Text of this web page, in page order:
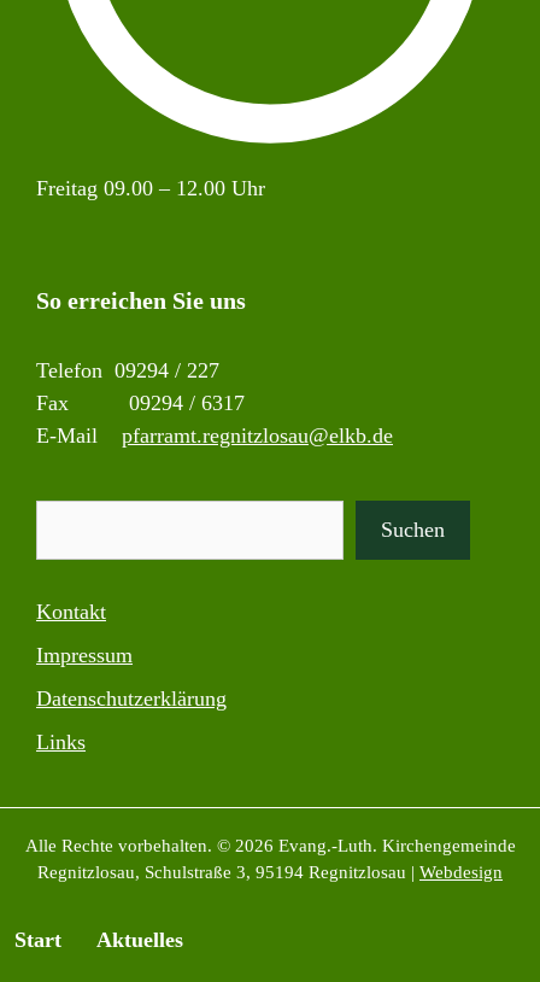
Freitag 09.00 – 12.00 Uhr
So erreichen Sie uns
Telefon 09294 / 227
Fax 09294 / 6317
E-Mail pfarramt.regnitzlosau@elkb.de
Suchen
Kontakt
Impressum
Datenschutzerklärung
Links
Alle Rechte vorbehalten. © 2026 Evang.-Luth. Kirchengemeinde
Regnitzlosau, Schulstraße 3, 95194 Regnitzlosau | Webdesign
Start Aktuelles